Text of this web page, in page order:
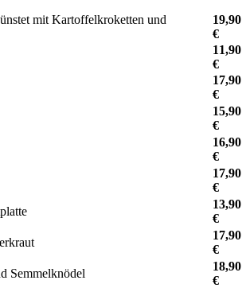
mit Kartoffelkroketten und
19,90
€
11,90
€
17,90
€
15,90
€
16,90
€
17,90
€
13,90
€
17,90
€
Semmelknödel
18,90
€